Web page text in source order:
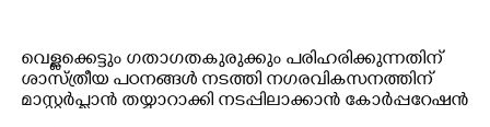
ASTRO
വെള്ളക്കെട്ടും ഗതാഗതകുരുക്കും പരിഹരിക്കുന്നതിന്
ശാസ്ത്രീയ പഠനങ്ങൾ നടത്തി നഗരവികസനത്തിന്
മാസ്റ്റർപ്ലാൻ തയ്യാറാക്കി നടപ്പിലാക്കാൻ കോർപ്പറേഷൻ